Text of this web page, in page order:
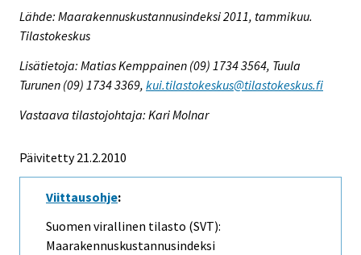
Lähde: Maarakennuskustannusindeksi 2011, tammikuu.
Tilastokeskus
Lisätietoja: Matias Kemppainen (09) 1734 3564, Tuula
Turunen (09) 1734 3369, kui.tilastokeskus@tilastokeskus.fi
Vastaava tilastojohtaja: Kari Molnar
Päivitetty 21.2.2010
Viittausohje:
Suomen virallinen tilasto (SVT):
Maarakennuskustannusindeksi